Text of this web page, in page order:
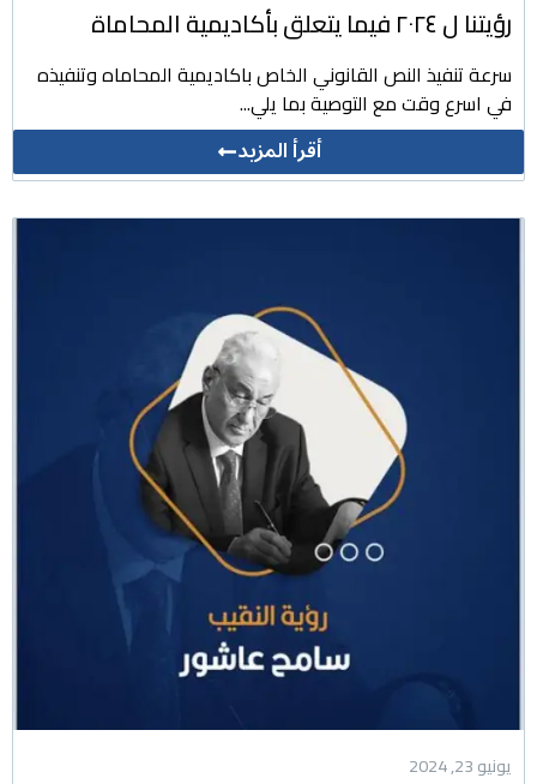
رؤيتنا ل ٢٠٢٤ فيما يتعلق بأكاديمية المحاماة
سرعة تنفيذ النص القانوني الخاص باكاديمية المحاماه وتنفيذه
في اسرع وقت مع التوصية بما يلي...
أقرأ المزيد
يونيو 23, 2024